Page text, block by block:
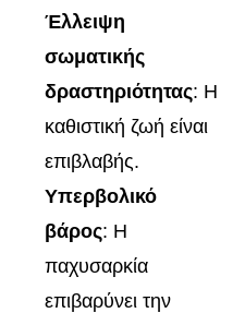
Έλλειψη
σωματικής
δραστηριότητας: Η
καθιστική ζωή είναι
επιβλαβής.
Υπερβολικό
βάρος: Η
παχυσαρκία
επιβαρύνει την